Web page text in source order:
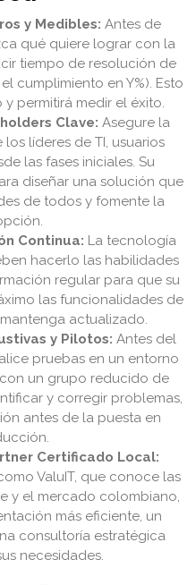
y Medibles: Antes de
qué quiere lograr con la
tiempo de resolución de
cumplimiento en Y%). Esto
permitirá medir el éxito.
Clave: Asegure la
líderes de TI, usuarios
las fases iniciales. Su
diseñar una solución que
de todos y fomente la
Continua: La tecnología
hacerlo las habilidades
regular para que su
las funcionalidades de
actualizado.
y Pilotos: Antes del
pruebas en un entorno
un grupo reducido de
y corregir problemas,
antes de la puesta en
Certificado Local:
ValuIT, que conoce las
y el mercado colombiano,
más eficiente, un
consultoría estratégica
necesidades.